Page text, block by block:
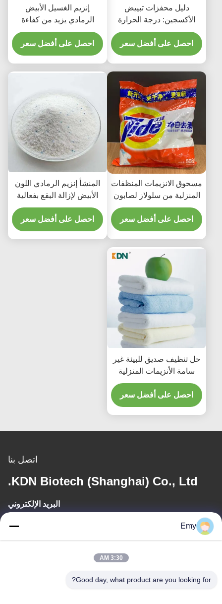
دليل محفزات تبييض
الأكسجين: درجة الحرارة
المنخفضة؟ | كيه دي ان
للتكنولوجيا الحيوية
احصل على أفضل سعر
إنزيم الغسيل الأبيض
الرمادي يزيد من كفاءة
غسيل الملابس
احصل على أفضل سعر
مسحوق الانزيمات المنظفات
المنزلية من سلولاز لصابون
الملابس اكثر اشراقا ونظافة
احصل على أفضل سعر
المنشأ إنزيم الرمادي اللون
الأبيض لإزالة البقع بفعالية
احصل على أفضل سعر
حل تنظيف صديق للبيئة غير
سامة الأنزيمات المنزلية
مواد التنظيف تحسين
احصل على أفضل سعر
اتصل بنا
KDN Biotech (Shanghai) Co., Ltd.
البريد الإلكتروني
panxy@vlandgroup.com
Emy
3:30 AM
Good day, what product are you looking for?